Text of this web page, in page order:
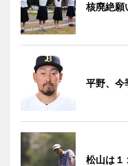
核廃絶
平野、
松山は